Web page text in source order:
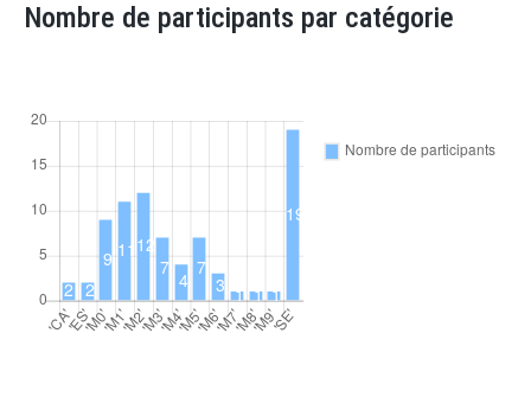
Nombre de participants par catégorie